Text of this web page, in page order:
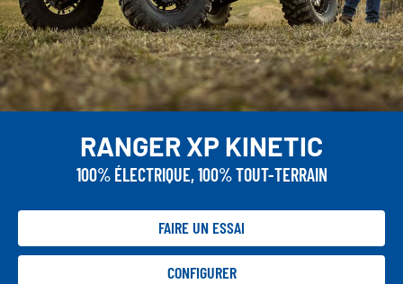
RANGER XP KINETIC
100% ÉLECTRIQUE, 100% TOUT-TERRAIN
FAIRE UN ESSAI
CONFIGURER